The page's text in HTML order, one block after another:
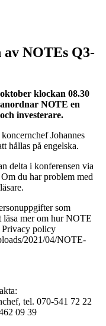
NOTEs Q3-
klockan 08.30
NOTE en
investerare.
Johannes
hållas på engelska.
delta i konferensen via
du har problem med
som
läsa mer om hur NOTE
Privacy policy
2021/04/NOTE-
tel. 070-541 72 22
09 39